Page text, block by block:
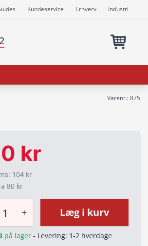
Kundeservice Erhverv Industri
Varenr.: 875
kr
104 kr
80 kr
+ Læg i kurv
på lager - Levering: 1-2 hverdage